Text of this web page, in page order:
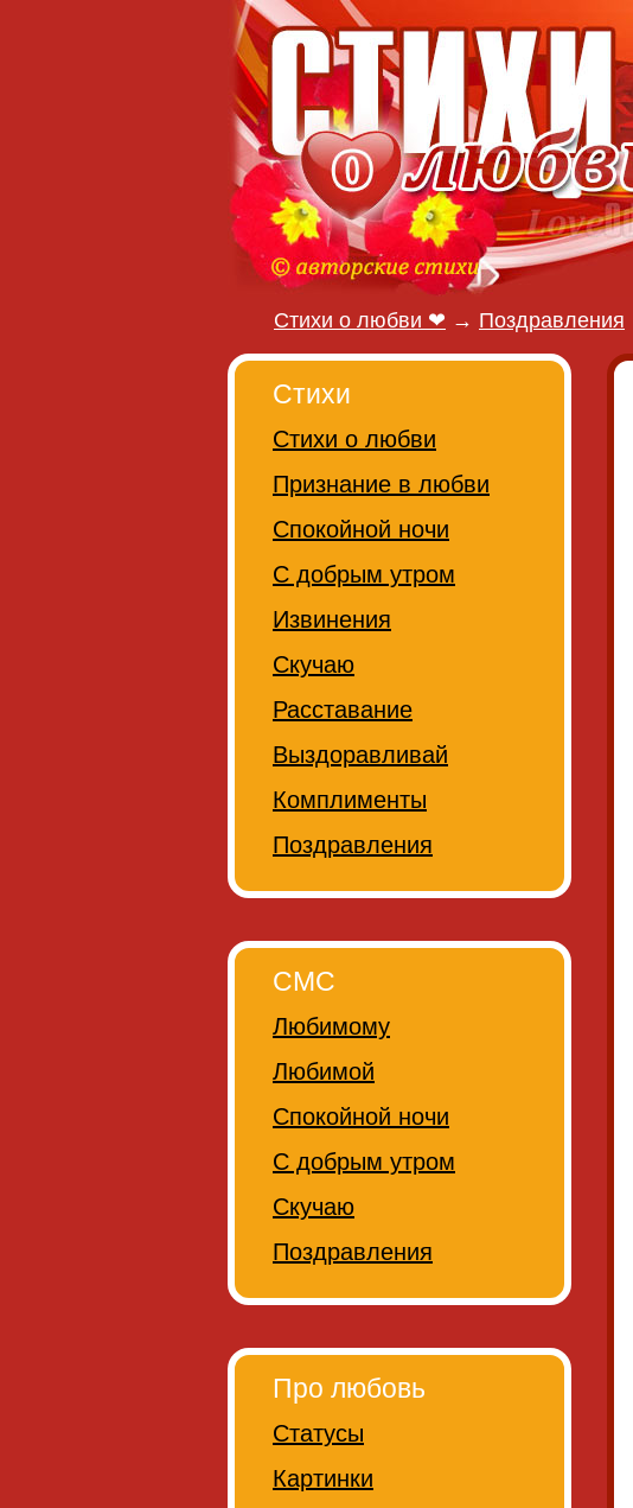
Стихи о любви ❤ → Поздравления
Стихи
Стихи о любви
Признание в любви
Спокойной ночи
С добрым утром
Извинения
Скучаю
Расставание
Выздоравливай
Комплименты
Поздравления
СМС
Любимому
Любимой
Спокойной ночи
С добрым утром
Скучаю
Поздравления
Про любовь
Статусы
Картинки